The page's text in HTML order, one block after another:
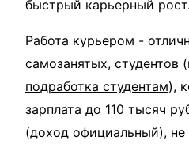
быстрый карьерный рост.
Работа курьером -
самозанятых, студентов
подработка студентам),
зарплата до 110 тысяч
(доход официальный), не